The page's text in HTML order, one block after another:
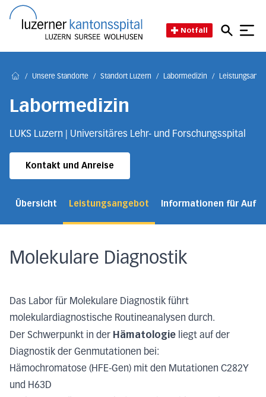
Notfall
/ Unsere Standorte / Standort Luzern / Labormedizin /
Labormedizin
LUKS Luzern | Universitäres Lehr- und Forschungsspital
Kontakt und Anreise
Übersicht Leistungsangebot Informationen für
Molekulare Diagnostik
Das Labor für Molekulare Diagnostik führt
molekulardiagnostische Routineanalysen durch.
Der Schwerpunkt in der Hämatologie liegt auf der
Diagnostik der Genmutationen bei:
Hämochromatose (HFE-Gen) mit den Mutationen C282Y
und H63D